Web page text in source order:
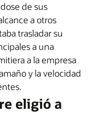
de sus
a otros
trasladar su
a una
a la empresa
y la velocidad
eligió a